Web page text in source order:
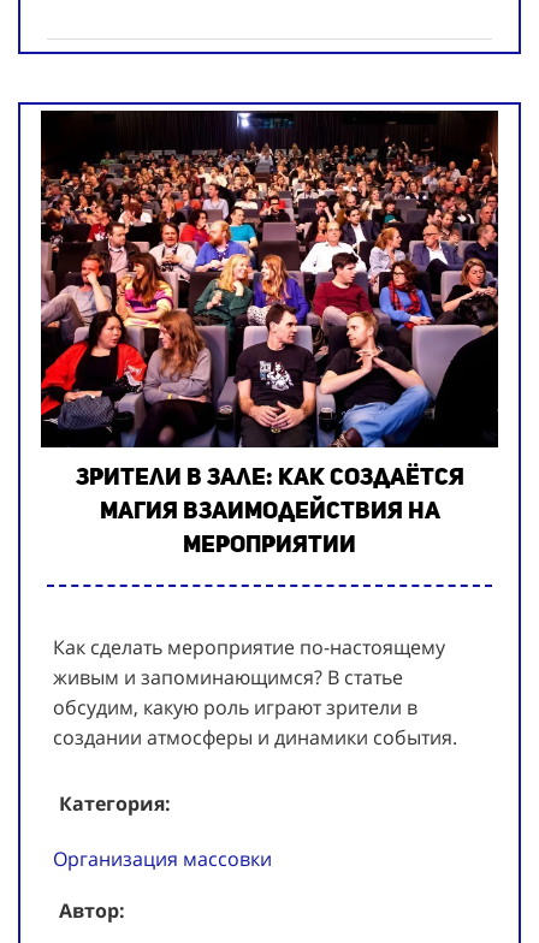
Зрители в зале: как создаётся
магия взаимодействия на
мероприятии
Как сделать мероприятие по-настоящему
живым и запоминающимся? В статье
обсудим, какую роль играют зрители в
создании атмосферы и динамики события.
Категория:
Организация массовки
Автор: